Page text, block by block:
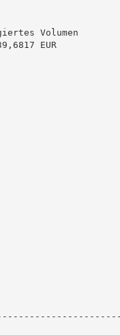
Volumen
EUR